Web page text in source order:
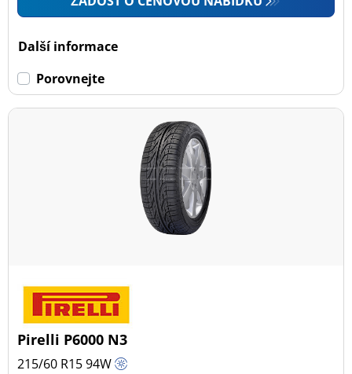
Dojezdové
Dojezdové (0)
Ne dojezdové (2)
Další informace
Porovnejte
Pirelli P6000 N3
215/60 R1594W